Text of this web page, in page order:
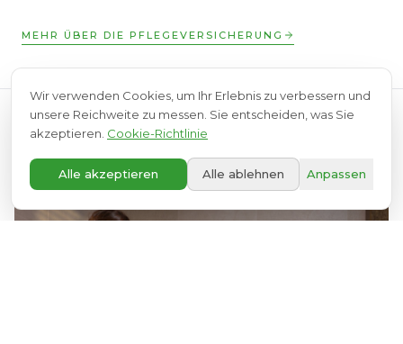
MEHR ÜBER DIE PFLEGEVERSICHERUNG
Entdecken Sie auch
Wir verwenden Cookies, um Ihr Erlebnis zu verbessern und
unsere Reichweite zu messen. Sie entscheiden, was Sie
akzeptieren. Cookie-Richtlinie
Alle akzeptieren Alle ablehnen Anpassen